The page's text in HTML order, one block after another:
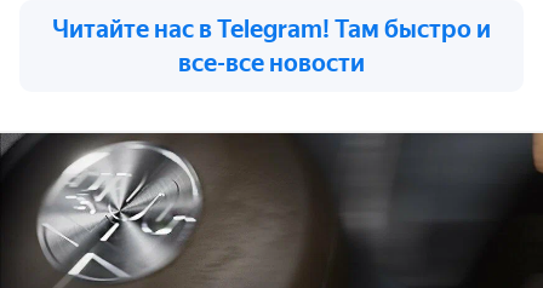
Читайте нас в Telegram! Там быстро и
все-все новости